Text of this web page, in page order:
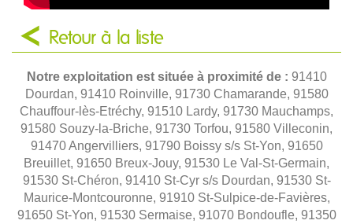
Retour à la liste
Notre exploitation est située à proximité de : 91410
Dourdan, 91410 Roinville, 91730 Chamarande, 91580
Chauffour-lès-Etréchy, 91510 Lardy, 91730 Mauchamps,
91580 Souzy-la-Briche, 91730 Torfou, 91580 Villeconin,
91470 Angervilliers, 91790 Boissy s/s St-Yon, 91650
Breuillet, 91650 Breux-Jouy, 91530 Le Val-St-Germain,
91530 St-Chéron, 91410 St-Cyr s/s Dourdan, 91530 St-
Maurice-Montcouronne, 91910 St-Sulpice-de-Favières,
91650 St-Yon, 91530 Sermaise, 91070 Bondoufle, 91350